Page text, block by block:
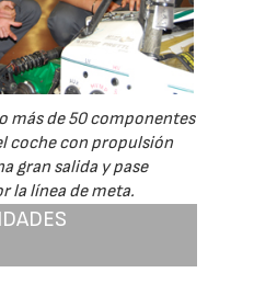
más de 50 componentes
coche con propulsión
gran salida y pase
la línea de meta.